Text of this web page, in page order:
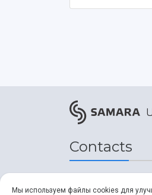
Contacts
Address
Мы используем файлы cookies для